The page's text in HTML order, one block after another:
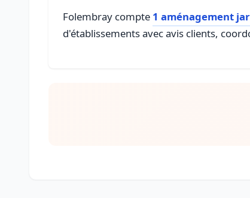
Folembray compte 1 aménagement
d'établissements avec avis clients,